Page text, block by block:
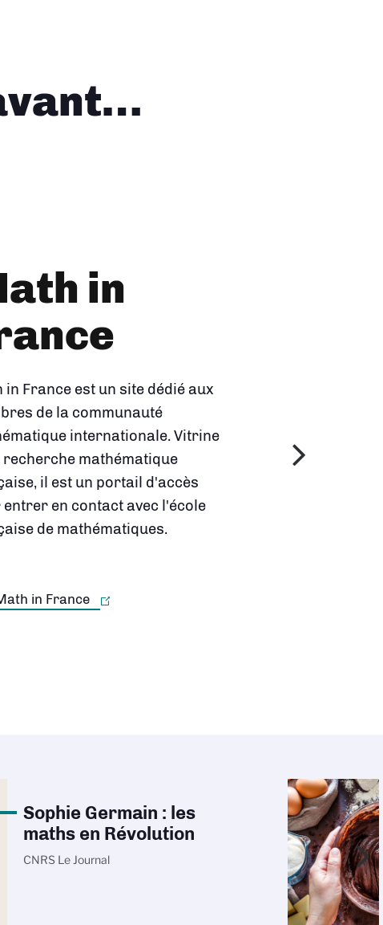
en 2023 par l'Insmi, cette
met en image les domaines de
en mathématiques et
que les mathématiques
à des questions
Sophie Germain : les
maths en Révolution
CNRS Le Journal